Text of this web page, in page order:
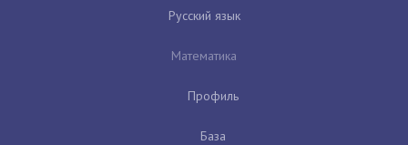
Русский язык
Математика
Профиль
База